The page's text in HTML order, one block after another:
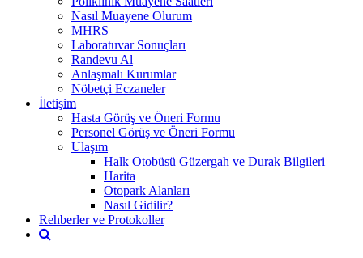
Nasıl Muayene Olurum
MHRS
Laboratuvar Sonuçları
Randevu Al
Anlaşmalı Kurumlar
Nöbetçi Eczaneler
İletişim
Hasta Görüş ve Öneri Formu
Personel Görüş ve Öneri Formu
Ulaşım
Halk Otobüsü Güzergah ve Durak Bilgileri
Harita
Otopark Alanları
Nasıl Gidilir?
Rehberler ve Protokoller